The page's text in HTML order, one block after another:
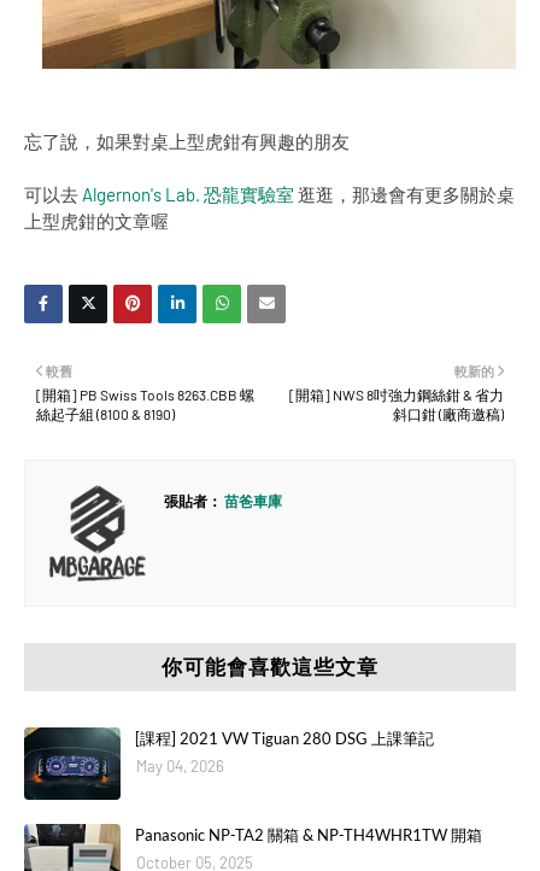
忘了說，如果對桌上型虎鉗有興趣的朋友
可以去 Algernon's Lab. 恐龍實驗室 逛逛，那邊會有更多關於桌
上型虎鉗的文章喔
較新的
[開箱] NWS 8吋強力鋼絲鉗 & 省力
斜口鉗 (廠商邀稿)
較舊
[開箱] PB Swiss Tools 8263.CBB 螺
絲起子組 (8100 & 8190)
張貼者： 苗爸車庫
你可能會喜歡這些文章
[課程] 2021 VW Tiguan 280 DSG 上課筆記
May 04, 2026
Panasonic NP-TA2 關箱 & NP-TH4WHR1TW 開箱
October 05, 2025